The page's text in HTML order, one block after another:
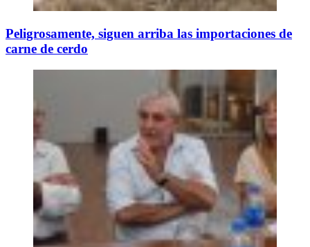
Peligrosamente, siguen arriba las importaciones de
carne de cerdo